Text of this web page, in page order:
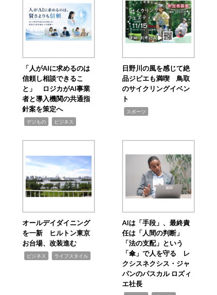
「人がAIに求めるのは
信頼し相談できるこ
と」 ロジカがAI事業
者と導入機関の共通指
針案を策定へ
デジもの ビジネス
日野川の風を感じて絶
品ジビエも満喫 鳥取
のサイクリングイベン
ト
スポーツ
オールデイダイニング
を一新 ヒルトン東京
お台場、改装進む
ビジネス ライフスタイル
AIは「手段」、最終責
任は「人間の判断」
「法の支配」という
「傘」で人を守る レ
クシスネクシス・ジャ
パンのパスカル ロズィ
エ社長